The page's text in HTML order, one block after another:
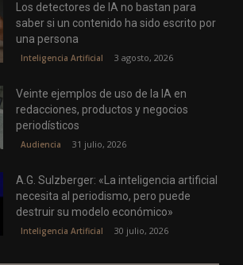
Los detectores de IA no bastan para
saber si un contenido ha sido escrito por
una persona
Inteligencia Artificial 3 agosto, 2026
Veinte ejemplos de uso de la IA en
redacciones, productos y negocios
periodísticos
Audiencia 31 julio, 2026
A.G. Sulzberger: «La inteligencia artificial
necesita al periodismo, pero puede
destruir su modelo económico»
Inteligencia Artificial 30 julio, 2026